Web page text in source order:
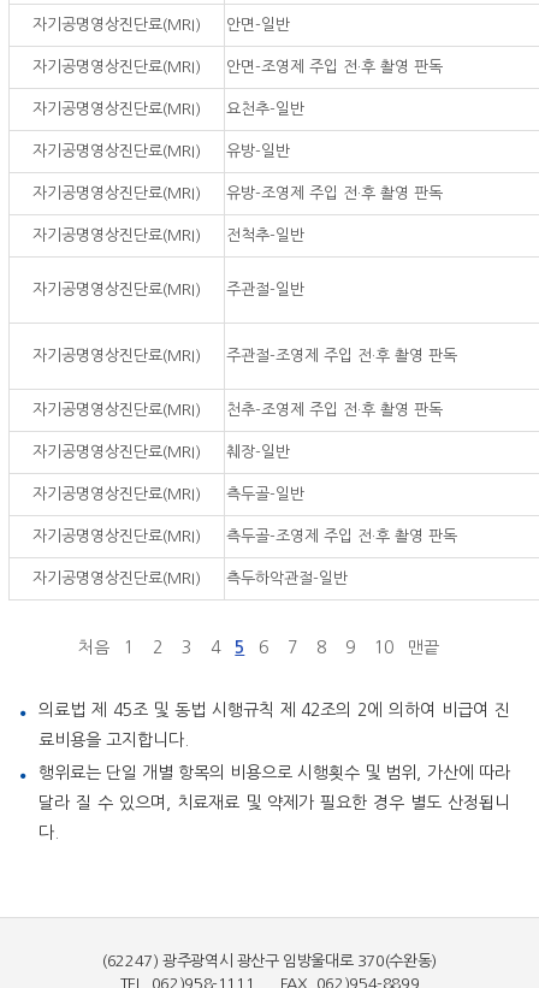
자기공명영상진단료(MRI) 안면-일반
자기공명영상진단료(MRI) 안면-조영제 주입 전·후 촬영 판독
자기공명영상진단료(MRI) 요천추-일반
자기공명영상진단료(MRI) 유방-일반
자기공명영상진단료(MRI) 유방-조영제 주입 전·후 촬영 판독
자기공명영상진단료(MRI) 전척추-일반
자기공명영상진단료(MRI) 주관절-일반
자기공명영상진단료(MRI) 주관절-조영제 주입 전·후 촬영 판독
자기공명영상진단료(MRI) 천추-조영제 주입 전·후 촬영 판독
자기공명영상진단료(MRI) 췌장-일반
자기공명영상진단료(MRI) 측두골-일반
자기공명영상진단료(MRI) 측두골-조영제 주입 전·후 촬영 판독
자기공명영상진단료(MRI) 측두하악관절-일반
처음 1 2 3 4 5 6 7 8 9 10 맨끝
의료법 제 45조 및 동법 시행규칙 제 42조의 2에 의하여 비급여 진
료비용을 고지합니다.
행위료는 단일 개별 항목의 비용으로 시행횟수 및 범위, 가산에 따라
달라 질 수 있으며, 치료재료 및 약제가 필요한 경우 별도 산정됩니
다.
(62247) 광주광역시 광산구 임방울대로 370(수완동)
TEL. 062)958-1111 FAX. 062)954-8899